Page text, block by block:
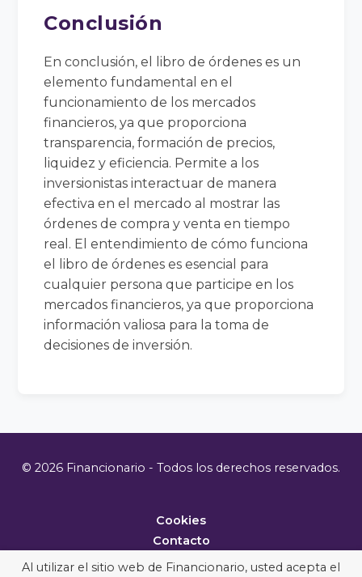
Conclusión
En conclusión, el libro de órdenes es un
elemento fundamental en el
funcionamiento de los mercados
financieros, ya que proporciona
transparencia, formación de precios,
liquidez y eficiencia. Permite a los
inversionistas interactuar de manera
efectiva en el mercado al mostrar las
órdenes de compra y venta en tiempo
real. El entendimiento de cómo funciona
el libro de órdenes es esencial para
cualquier persona que participe en los
mercados financieros, ya que proporciona
información valiosa para la toma de
decisiones de inversión.
© 2026 Financionario - Todos los derechos reservados.
Cookies
Contacto
Metodología
Al utilizar el sitio web de Financionario, usted acepta el